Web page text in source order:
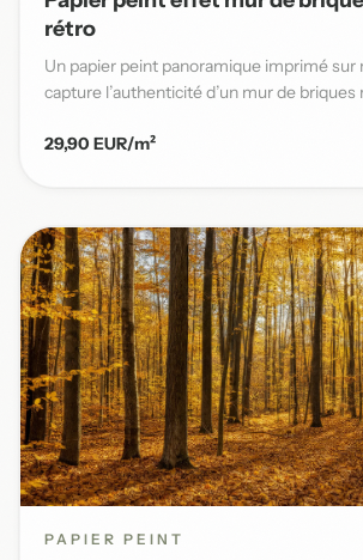
rétro
Un papier peint panoramique imprimé sur
capture l’authenticité d’un mur de
29,90 EUR/m²
PAPIER PEINT